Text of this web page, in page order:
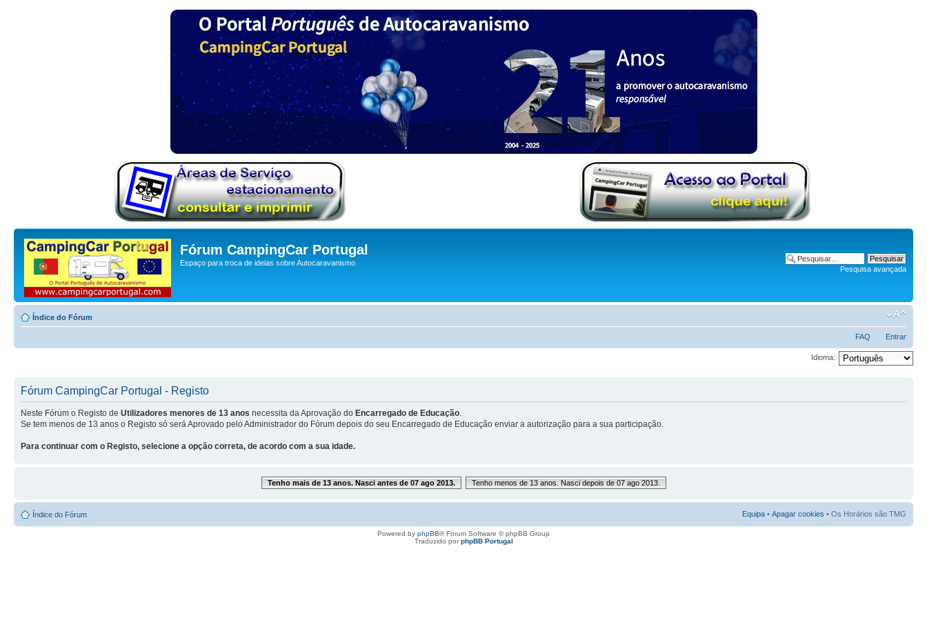
Fórum CampingCar Portugal
Espaço para troca de ideias sobre Autocaravanismo
Pesquisa avançada
Índice do Fórum
FAQ Entrar
Idioma:
Fórum CampingCar Portugal - Registo
Neste Fórum o Registo de Utilizadores menores de 13 anos necessita da Aprovação do Encarregado de Educação
Se tem menos de 13 anos o Registo só será Aprovado pelo Administrador do Fórum depois do seu Encarregado de Educação enviar a autorização para a sua participação.
Para continuar com o Registo, selecione a opção correta, de acordo com a sua idade.
Tenho mais de 13 anos. Nasci antes de 07 ago 2013. Tenho menos de 13 anos. Nasci depois de 07 ago 2013.
Índice do Fórum Equipa • Apagar cookies • Os Horários são TMG
Powered by phpBB® Forum Software © phpBB Group
Traduzido porphpBB Portugal